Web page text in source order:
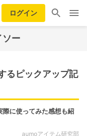
ログイン
ー
るピックアップ記
際に使ってみた感想も紹
aumoアイテム研究部